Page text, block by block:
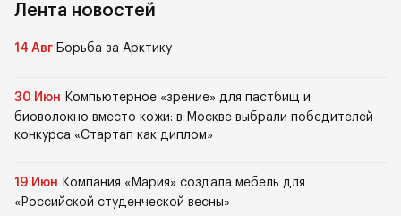
Лента новостей
14 Авг Борьба за Арктику
30 Июн Компьютерное «зрение» для пастбищ и
биоволокно вместо кожи: в Москве выбрали победителей
конкурса «Стартап как диплом»
19 Июн Компания «Мария» создала мебель для
«Российской студенческой весны»